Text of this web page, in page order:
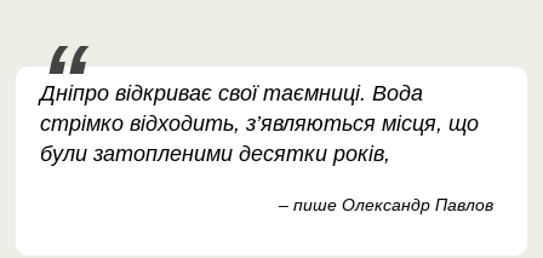
Дніпро відкриває свої таємниці. Вода
стрімко відходить, з’являються місця, що
були затопленими десятки років,
– пише Олександр Павлов